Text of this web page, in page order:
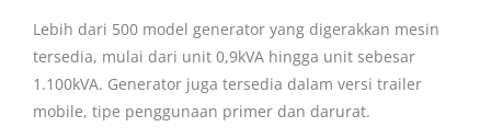
Lebih dari 500 model generator yang digerakkan mesin
tersedia, mulai dari unit 0,9kVA hingga unit sebesar
1.100kVA. Generator juga tersedia dalam versi trailer
mobile, tipe penggunaan primer dan darurat.